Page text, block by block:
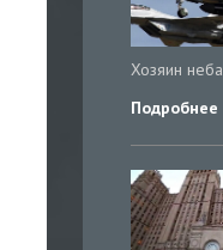
Хозяин неба
Подробнее